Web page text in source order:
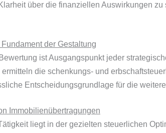
über die finanziellen Auswirkungen
der Gestaltung
ist Ausgangspunkt jeder
die schenkungs- und
Entscheidungsgrundlage für die
Immobilienübertragungen
liegt in der gezielten steuerlichen